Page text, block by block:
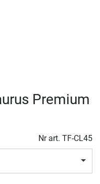
Premium
Nr art. TF-CL45